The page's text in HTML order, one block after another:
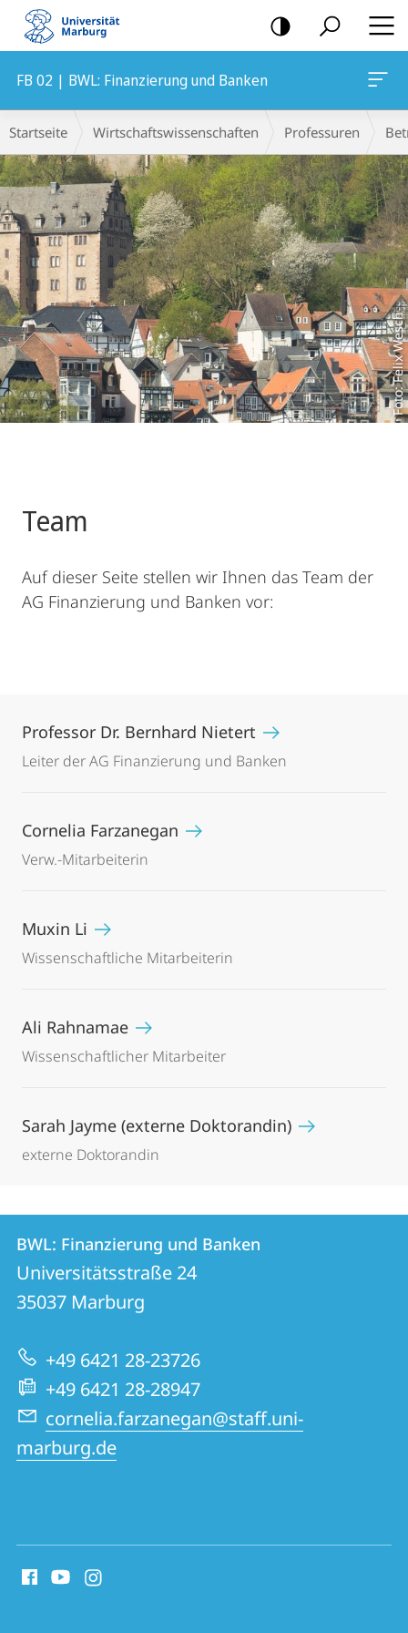
Mobile-
Navigation
FB 02 | BWL: Finanzierung und Banken
Hauptinhalt
Breadcrumb-
Navigation
Startseite Wirtschaftswissenschaften Professuren
Foto: Felix Wesch
Team
Auf dieser Seite stellen wir Ihnen das Team der
AG Finanzierung und Banken vor:
Professor Dr. Bernhard Nietert
Leiter der AG Finanzierung und Banken
Cornelia Farzanegan
Verw.-Mitarbeiterin
Muxin Li
Wissenschaftliche Mitarbeiterin
Ali Rahnamae
Wissenschaftlicher Mitarbeiter
Sarah Jayme (externe Doktorandin)
externe Doktorandin
Kontakt
und
Informationen
zur
Website
Kontaktinformationen
BWL:
Finanzierung
und
Banken
BWL: Finanzierung und Banken
Universitätsstraße 24
35037 Marburg
+49 6421 28-23726
+49 6421 28-28947
cornelia.farzanegan@staff.uni-
marburg.de
Media